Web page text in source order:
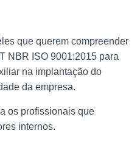
que querem compreender
NBR ISO 9001:2015 para
na implantação do
da empresa.
os profissionais que
internos.